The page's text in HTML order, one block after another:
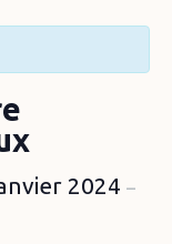
2024 –